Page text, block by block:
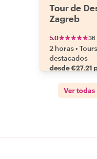
Tour de
Zagreb
5.0 36
2 horas•
destacados
desde €27.21
Ver